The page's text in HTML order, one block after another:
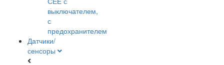
выключателем,
с
предохранителем
Датчики/
сенсоры